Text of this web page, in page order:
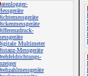
atenlogger-
Multimeter
Messgeräte